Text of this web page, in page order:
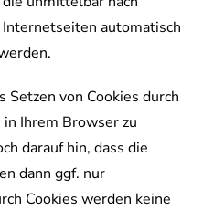
automatisch
Setzen von Cookies durch
Ihrem Browser zu
darauf hin, dass die
dann ggf. nur
Cookies werden keine